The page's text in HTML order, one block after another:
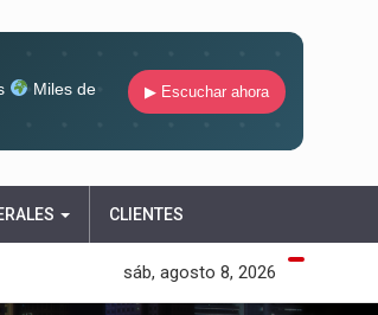
Miles de
▶ Escuchar ahora
CLIENTES
sáb, agosto 8, 2026